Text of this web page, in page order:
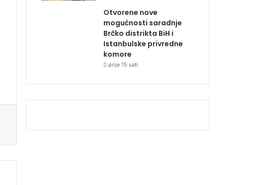
Otvorene nove
mogućnosti saradnje
Brčko distrikta BiH i
Istanbulske privredne
komore
prije 15 sati